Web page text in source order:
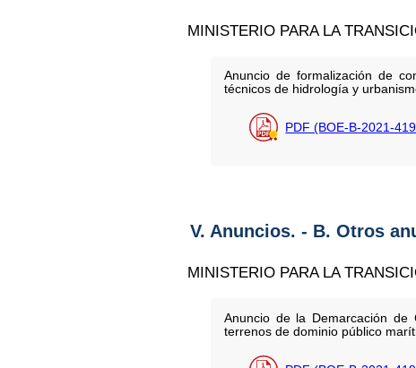
MINISTERIO PARA LA
Anuncio de formalización de
técnicos de hidrología y
PDF (BOE-B-2021-
V. Anuncios. - B. Otros
MINISTERIO PARA LA
Anuncio de la Demarcación
terrenos de dominio público